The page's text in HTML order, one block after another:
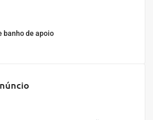
banho de apoio